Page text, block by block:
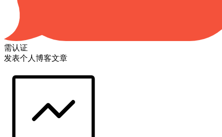
需认证
发表个人博客文章